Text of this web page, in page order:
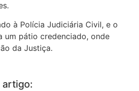
à Polícia Judiciária Civil, e o
um pátio credenciado, onde
da Justiça.
artigo: